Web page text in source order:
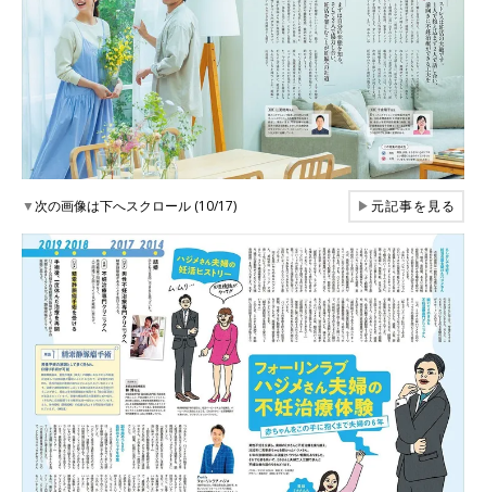
▼次の画像は下へスクロール (10/17) ▶元記事を見る